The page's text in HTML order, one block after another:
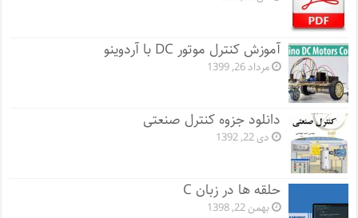
آموزش کنترل موتور DC با آردوینو
مرداد 26, 1399
دانلود جزوه کنترل صنعتی
دی 22, 1392
حلقه ها در زبان C
بهمن 22, 1398